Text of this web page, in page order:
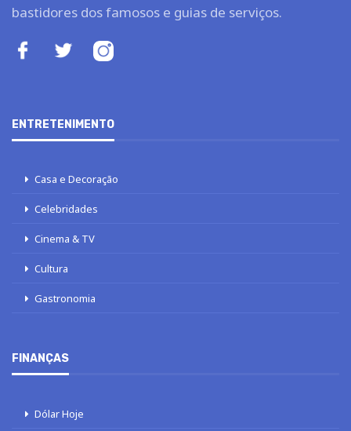
bastidores dos famosos e guias de serviços.
ENTRETENIMENTO
Casa e Decoração
Celebridades
Cinema & TV
Cultura
Gastronomia
FINANÇAS
Dólar Hoje